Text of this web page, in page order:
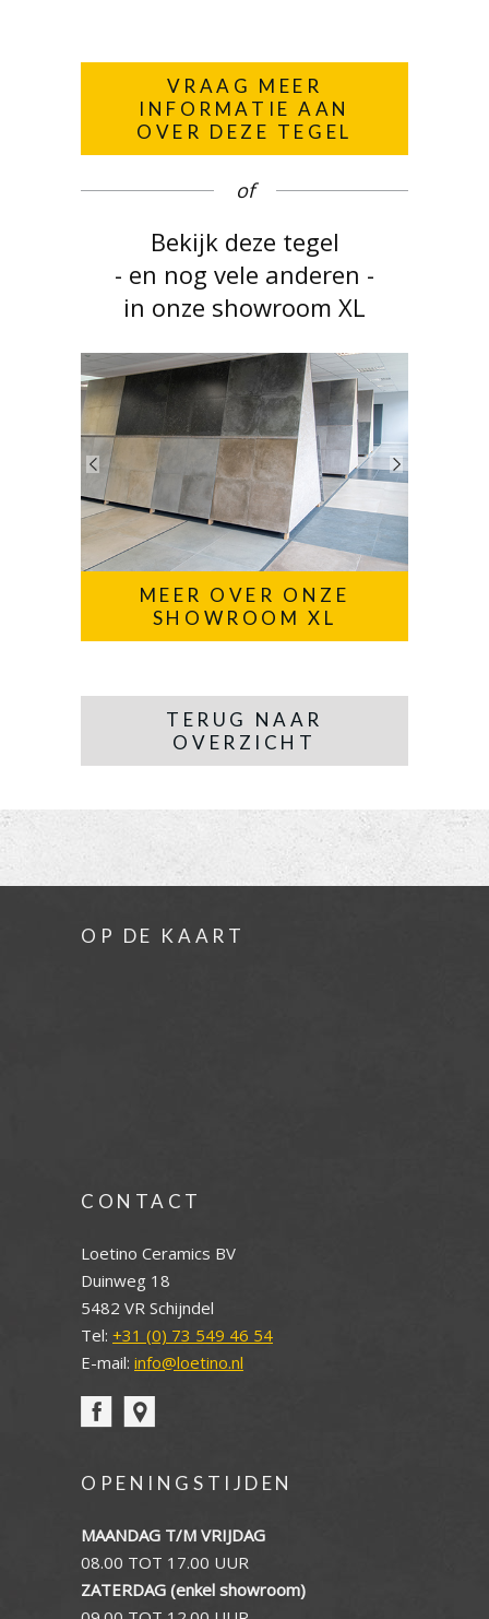
VRAAG MEER
INFORMATIE AAN
OVER DEZE TEGEL
of
Bekijk deze tegel
- en nog vele anderen -
in onze showroom XL
MEER OVER ONZE
SHOWROOM XL
TERUG NAAR
OVERZICHT
OP DE KAART
CONTACT
Loetino Ceramics BV
Duinweg 18
5482 VR Schijndel
Tel: +31 (0) 73 549 46 54
E-mail: info@loetino.nl
OPENINGSTIJDEN
MAANDAG T/M VRIJDAG
08.00 TOT 17.00 UUR
ZATERDAG (enkel showroom)